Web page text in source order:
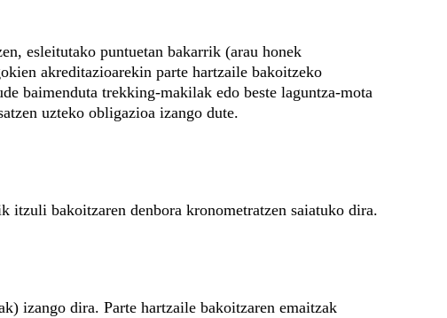
esleitutako puntuetan bakarrik (arau honek
akreditazioarekin parte hartzaile bakoitzeko
baimenduta trekking-makilak edo beste laguntza-mota
uzteko obligazioa izango dute.
itzuli bakoitzaren denbora kronometratzen saiatuko dira.
izango dira. Parte hartzaile bakoitzaren emaitzak